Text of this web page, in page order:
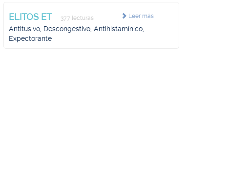
Leer más
ELITOS ET 377 lecturas
Antitusivo, Descongestivo, Antihistamínico,
Expectorante